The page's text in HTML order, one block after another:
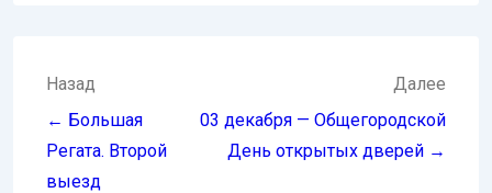
Навигация
по
записям
Назад
← Большая
Регата. Второй
выезд
Далее
03 декабря — Общегородской
День открытых дверей →